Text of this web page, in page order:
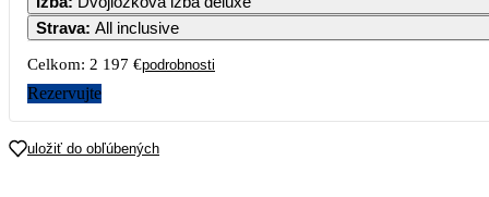
Strava: All inclusive
Celkom: 2 197 €podrobnosti
Rezervujte
uložiť do obľúbených